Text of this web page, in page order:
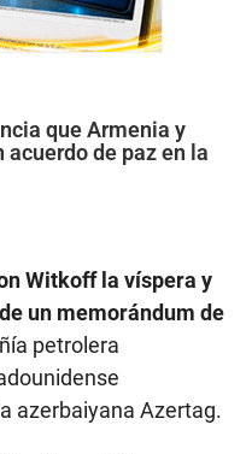
que Armenia y
de paz en la
Witkoff la víspera y
un memorándum de
petrolera
azerbaiyana Azertag.